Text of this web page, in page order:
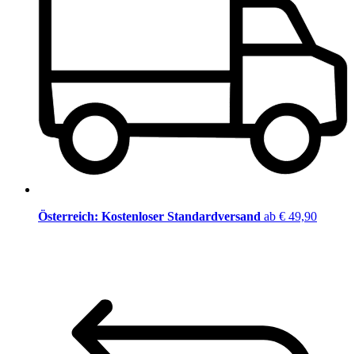
Österreich: Kostenloser Standardversand ab € 49,90